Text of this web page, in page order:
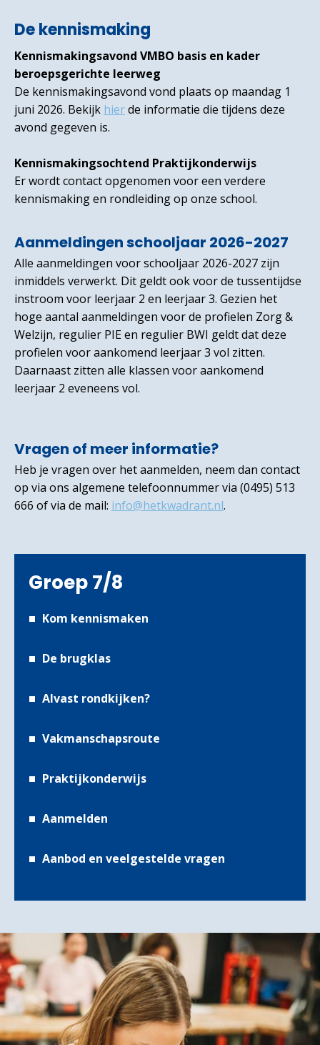
De kennismaking
Kennismakingsavond VMBO basis en kader
beroepsgerichte leerweg
De kennismakingsavond vond plaats op maandag 1
juni 2026. Bekijk hierde informatie die tijdens deze
avond gegeven is.
Kennismakingsochtend Praktijkonderwijs
Er wordt contact opgenomen voor een verdere
kennismaking en rondleiding op onze school.
Aanmeldingen schooljaar 2026-2027
Alle aanmeldingen voor schooljaar 2026-2027 zijn
inmiddels verwerkt. Dit geldt ook voor de tussentijdse
instroom voor leerjaar 2 en leerjaar 3. Gezien het
hoge aantal aanmeldingen voor de profielen Zorg &
Welzijn, regulier PIE en regulier BWI geldt dat deze
profielen voor aankomend leerjaar 3 vol zitten.
Daarnaast zitten alle klassen voor aankomend
leerjaar 2 eveneens vol.
Vragen of meer informatie?
Heb je vragen over het aanmelden, neem dan contact
op via ons algemene telefoonnummer via (0495) 513
666 of via de mail: info@hetkwadrant.nl.
Groep 7/8
Kom kennismaken
De brugklas
Alvast rondkijken?
Vakmanschapsroute
Praktijkonderwijs
Aanmelden
Aanbod en veelgestelde vragen